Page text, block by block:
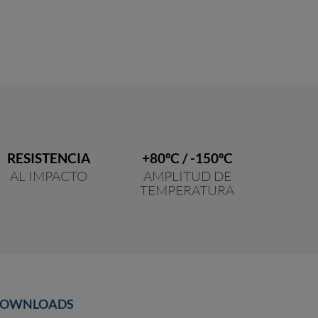
RESISTENCIA
AL IMPACTO
+80ºC / -150ºC
AMPLITUD DE
TEMPERATURA